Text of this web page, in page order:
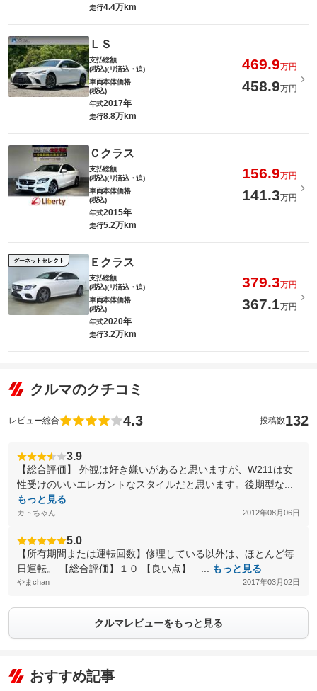
走行4.4万km
ＬＳ
支払総額
(税込)(リ済込・追)
469.9万円
車両本体価格
(税込)
458.9万円
年式2017年
走行8.8万km
Ｃクラス
支払総額
(税込)(リ済込・追)
156.9万円
車両本体価格
(税込)
141.3万円
年式2015年
走行5.2万km
グーネットセレクト Ｅクラス
支払総額
(税込)(リ済込・追)
379.3万円
車両本体価格
(税込)
367.1万円
年式2020年
走行3.2万km
クルマのクチコミ
レビュー総合 4.3 投稿数132
3.9
【総合評価】 外観は好き嫌いがあると思いますが、W211は女
性受けのいいエレガントなスタイルだと思います。後期型な...
もっと見る
カトちゃん 2012年08月06日
5.0
【所有期間または運転回数】修理している以外は、ほとんど毎
日運転。 【総合評価】１０ 【良い点】 ...
もっと見る
やまchan 2017年03月02日
クルマレビューをもっと見る
おすすめ記事